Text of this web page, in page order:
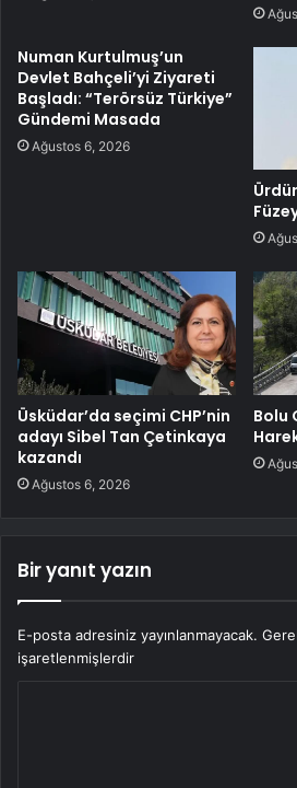
Numan Kurtulmuş’un
Devlet Bahçeli’yi Ziyareti
Başladı: “Terörsüz Türkiye”
Gündemi Masada
Ağustos 6, 2026
Üsküdar’da seçimi CHP’nin
adayı Sibel Tan Çetinkaya
kazandı
Ağustos 6, 2026
Bolu
Bir yanıt yazın
E-posta adresiniz yayınlanmayacak.
işaretlenmişlerdir